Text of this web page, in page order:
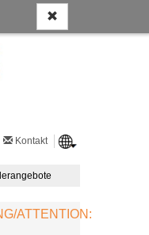
Kontakt
ATTENTION: